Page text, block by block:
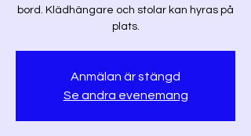
bord. Klädhängare och stolar kan hyras på
plats.
Anmälan är stängd
Se andra evenemang